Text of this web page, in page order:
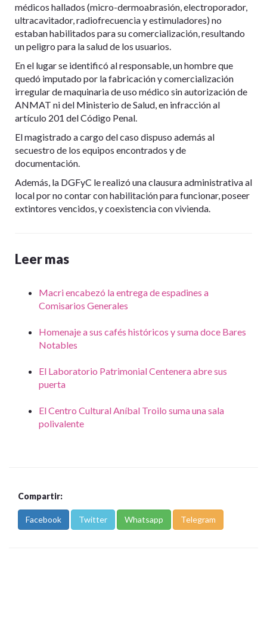
médicos hallados (micro-dermoabrasión, electroporador,
ultracavitador, radiofrecuencia y estimuladores) no
estaban habilitados para su comercialización, resultando
un peligro para la salud de los usuarios.
En el lugar se identificó al responsable, un hombre que
quedó imputado por la fabricación y comercialización
irregular de maquinaria de uso médico sin autorización de
ANMAT ni del Ministerio de Salud, en infracción al
artículo 201 del Código Penal.
El magistrado a cargo del caso dispuso además al
secuestro de los equipos encontrados y de
documentación.
Además, la DGFyC le realizó una clausura administrativa al
local por no contar con habilitación para funcionar, poseer
extintores vencidos, y coexistencia con vivienda.
Leer mas
Macri encabezó la entrega de espadines a
Comisarios Generales
Homenaje a sus cafés históricos y suma doce Bares
Notables
El Laboratorio Patrimonial Centenera abre sus
puerta
El Centro Cultural Aníbal Troilo suma una sala
polivalente
Compartir:
Facebook Twitter Whatsapp Telegram